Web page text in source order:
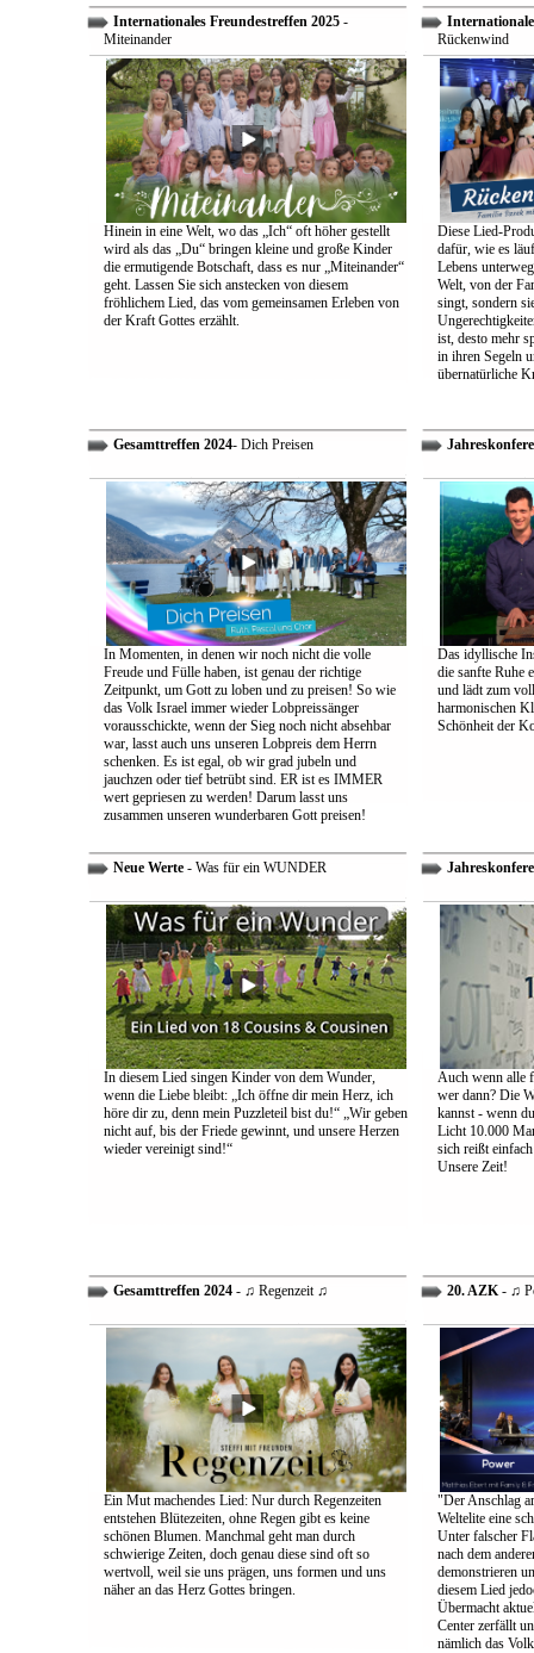
Internationales Freundestreffen 2025-
Miteinander
Hinein in eine Welt, wo das „Ich“ oft höher gestellt
wird als das „Du“ bringen kleine und große Kinder
die ermutigende Botschaft, dass es nur „Miteinander“
geht. Lassen Sie sich anstecken von diesem
fröhlichem Lied, das vom gemeinsamen Erleben von
der Kraft Gottes erzählt.
Rückenwind
Diese Lied-
dafür, wie es
Lebens
Welt, von der
singt, sondern
ist, desto mehr
in ihren Segeln
übernatürliche
Gesamttreffen 2024- Dich Preisen
In Momenten, in denen wir noch nicht die volle
Freude und Fülle haben, ist genau der richtige
Zeitpunkt, um Gott zu loben und zu preisen! So wie
das Volk Israel immer wieder Lobpreissänger
vorausschickte, wenn der Sieg noch nicht absehbar
war, lasst auch uns unseren Lobpreis dem Herrn
schenken. Es ist egal, ob wir grad jubeln und
jauchzen oder tief betrübt sind. ER ist es IMMER
wert gepriesen zu werden! Darum lasst uns
zusammen unseren wunderbaren Gott preisen!
Das idyllische
die sanfte Ruhe
und lädt zum
harmonischen
Schönheit der
Neue Werte- Was für ein WUNDER
In diesem Lied singen Kinder von dem Wunder,
wenn die Liebe bleibt: „Ich öffne dir mein Herz, ich
höre dir zu, denn mein Puzzleteil bist du!“ „Wir geben
nicht auf, bis der Friede gewinnt, und unsere Herzen
wieder vereinigt sind!“
Auch wenn alle
wer dann? Die
kannst - wenn
Licht 10.000
sich reißt
Unsere Zeit!
Gesamttreffen 2024- ♫ Regenzeit ♫
Ein Mut machendes Lied: Nur durch Regenzeiten
entstehen Blütezeiten, ohne Regen gibt es keine
schönen Blumen. Manchmal geht man durch
schwierige Zeiten, doch genau diese sind oft so
wertvoll, weil sie uns prägen, uns formen und uns
näher an das Herz Gottes bringen.
20. AZK- ♫
"Der Anschlag
Weltelite eine
Unter falscher
nach dem
demonstrieren
diesem Lied
Übermacht
Center zerfällt
nämlich das